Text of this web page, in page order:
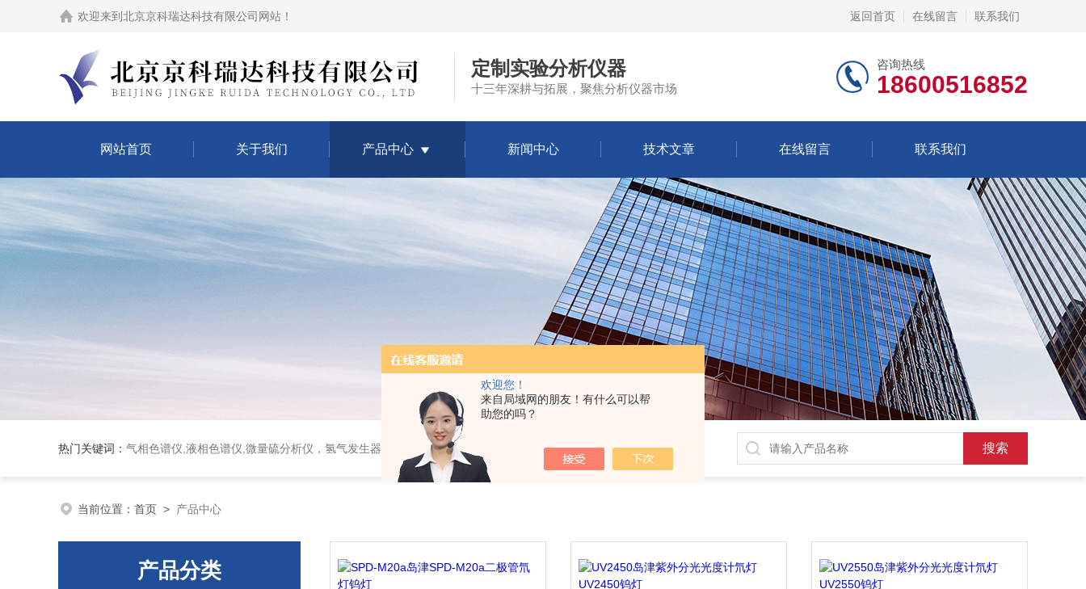
欢迎您！
来自局域网的朋友！有什么可以帮
助您的吗？
欢迎来到 北京京科瑞达科技有限公司网站 ！ 返回首页 在线留言 联系我们
定制实验分析仪器
十三年深耕与拓展，聚焦分析仪器市场
咨询热线
18600516852
网站首页 关于我们 产品中心 新闻中心 技术文章 在线留言 联系我们
热门关键词： 气相色谱仪,液相色谱仪,微量硫分析仪，氢气发生器，氮气发生器，空气发生器，色谱耗件（N2000色谱工作站，色谱柱、阀件、进样器、色谱担体），顶空进样器，热解析仪，紫外分光光度计，原子吸收分光光度计，傅立叶红外光谱仪，分析天平等常规实验室产品。
当前位置： 首页 > 产品中心
产品分类